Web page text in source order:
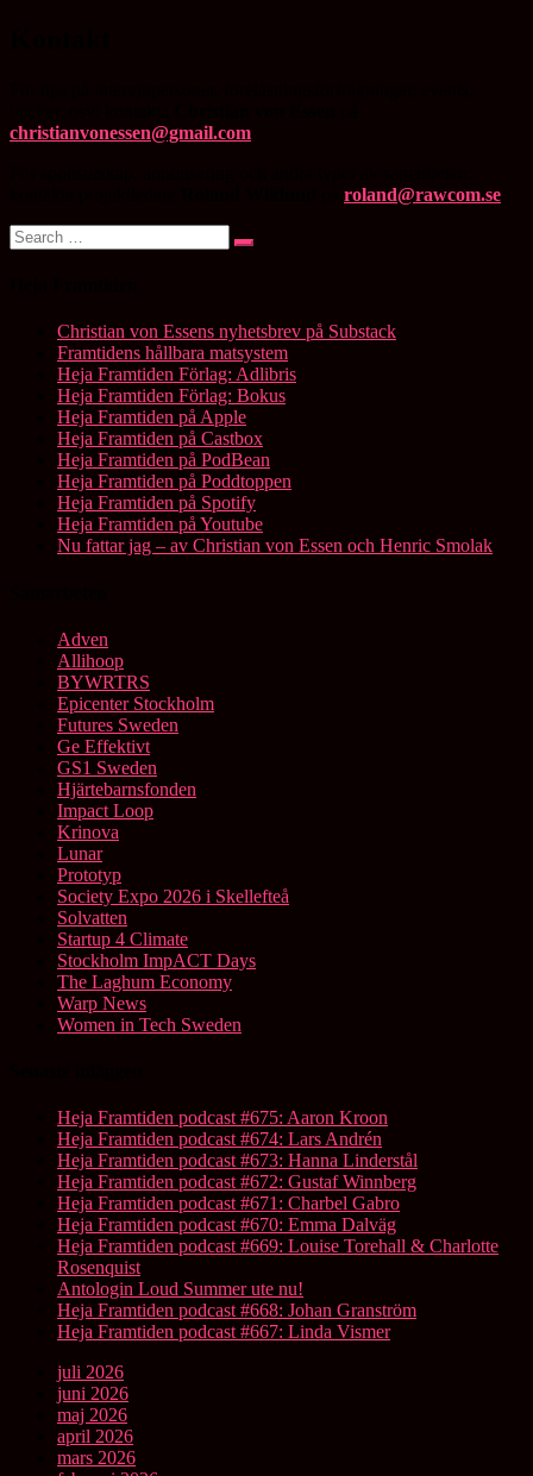
christianvonessen@gmail.com
roland@rawcom.se
Search
for:
Search
Christian von Essens nyhetsbrev på Substack
Framtidens hållbara matsystem
Heja Framtiden Förlag: Adlibris
Heja Framtiden Förlag: Bokus
Heja Framtiden på Apple
Heja Framtiden på Castbox
Heja Framtiden på PodBean
Heja Framtiden på Poddtoppen
Heja Framtiden på Spotify
Heja Framtiden på Youtube
Nu fattar jag – av Christian von Essen och Henric Smolak
Adven
Allihoop
BYWRTRS
Epicenter Stockholm
Futures Sweden
Ge Effektivt
GS1 Sweden
Hjärtebarnsfonden
Impact Loop
Krinova
Lunar
Prototyp
Society Expo 2026 i Skellefteå
Solvatten
Startup 4 Climate
Stockholm ImpACT Days
The Laghum Economy
Warp News
Women in Tech Sweden
Heja Framtiden podcast #675: Aaron Kroon
Heja Framtiden podcast #674: Lars Andrén
Heja Framtiden podcast #673: Hanna Linderstål
Heja Framtiden podcast #672: Gustaf Winnberg
Heja Framtiden podcast #671: Charbel Gabro
Heja Framtiden podcast #670: Emma Dalväg
Heja Framtiden podcast #669: Louise Torehall & Charlotte
Rosenquist
Antologin Loud Summer ute nu!
Heja Framtiden podcast #668: Johan Granström
Heja Framtiden podcast #667: Linda Vismer
juli 2026
juni 2026
maj 2026
april 2026
mars 2026